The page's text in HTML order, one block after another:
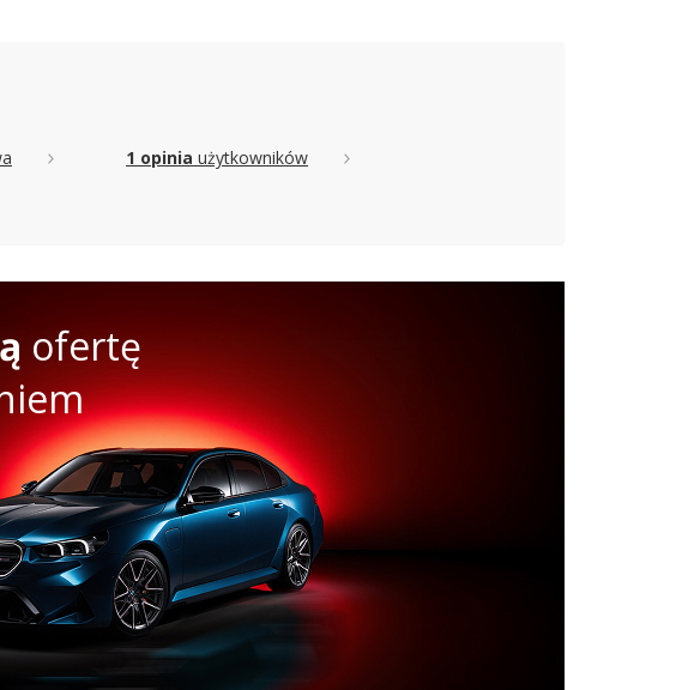
1 opinia użytkowników
ofertę